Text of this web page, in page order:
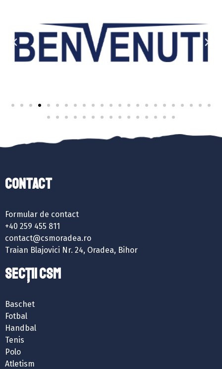
Contact
Formular de contact
+40 259 455 811
contact@csmoradea.ro
Traian Blajovici Nr. 24, Oradea, Bihor
SECȚII CSM
Baschet
Fotbal
Handbal
Tenis
Polo
Atletism